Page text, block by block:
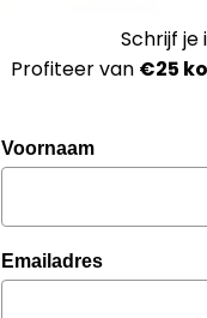
Schrijf je
Profiteer van €25
Voornaam
Emailadres